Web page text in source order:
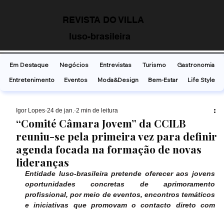
REVISTA DO VILLA
luso-brasileira
“Comité Câmara Jovem” da CCILB
reuniu-se pela primeira vez para definir
agenda focada na formação de novas
lideranças
Ígor Lopes 24 de jan. 2 min de leitura
Entidade luso-brasileira pretende oferecer aos jovens
oportunidades concretas de aprimoramento
profissional, por meio de eventos, encontros temáticos
e iniciativas que promovam o contacto direto com
Em Destaque Negócios Entrevistas Turismo
Gastronomia
Entretenimento
Eventos Moda&Design Bem-Estar Life Style